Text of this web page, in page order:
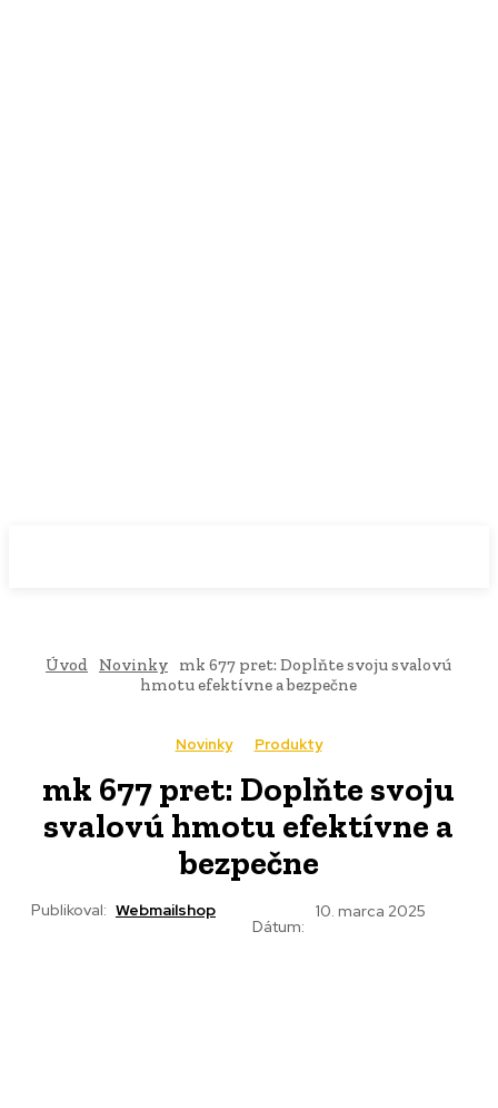
Úvod Novinky
mk 677 pret: Doplňte svoju svalovú
hmotu efektívne a bezpečne
Novinky Produkty
mk 677 pret: Doplňte svoju
svalovú hmotu efektívne a
bezpečne
Publikoval: Webmailshop
Dátum:
10. marca 2025